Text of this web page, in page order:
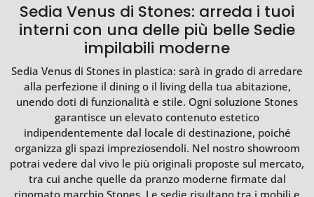
Sedia Venus di Stones: arreda i tuoi
interni con una delle più belle Sedie
impilabili moderne
Sedia Venus di Stones in plastica: sarà in grado di arredare
alla perfezione il dining o il living della tua abitazione,
unendo doti di funzionalità e stile. Ogni soluzione Stones
garantisce un elevato contenuto estetico
indipendentemente dal locale di destinazione, poiché
organizza gli spazi impreziosendoli. Nel nostro showroom
potrai vedere dal vivo le più originali proposte sul mercato,
tra cui anche quelle da pranzo moderne firmate dal